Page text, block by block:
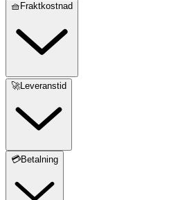
🧺Fraktkostnad
🚀Leveranstid
💳Betalning